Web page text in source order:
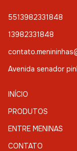
5513982331848
13982331848
Avenida senador
INÍCIO
PRODUTOS
ENTRE MENINAS
CONTATO